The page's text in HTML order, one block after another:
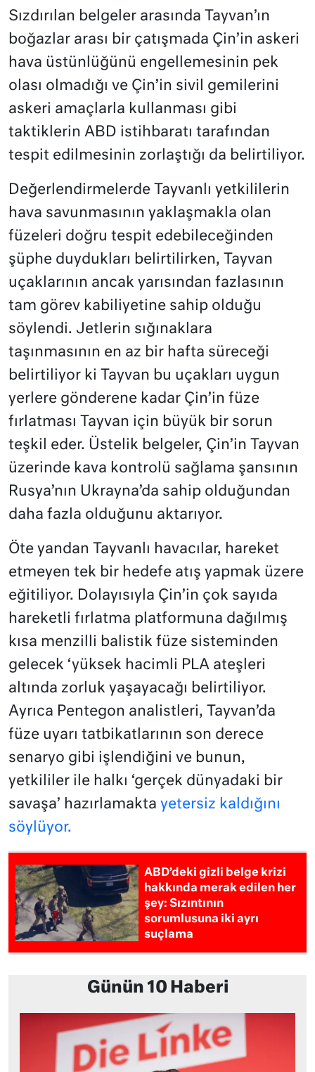
Sızdırılan belgeler arasında Tayvan’ın
boğazlar arası bir çatışmada Çin’in askeri
hava üstünlüğünü engellemesinin pek
olası olmadığı ve Çin’in sivil gemilerini
askeri amaçlarla kullanması gibi
taktiklerin ABD istihbaratı tarafından
tespit edilmesinin zorlaştığı da belirtiliyor.
Değerlendirmelerde Tayvanlı yetkililerin
hava savunmasının yaklaşmakla olan
füzeleri doğru tespit edebileceğinden
şüphe duydukları belirtilirken, Tayvan
uçaklarının ancak yarısından fazlasının
tam görev kabiliyetine sahip olduğu
söylendi. Jetlerin sığınaklara
taşınmasının en az bir hafta süreceği
belirtiliyor ki Tayvan bu uçakları uygun
yerlere gönderene kadar Çin’in füze
fırlatması Tayvan için büyük bir sorun
teşkil eder. Üstelik belgeler, Çin’in Tayvan
üzerinde kava kontrolü sağlama şansının
Rusya’nın Ukrayna’da sahip olduğundan
daha fazla olduğunu aktarıyor.
Öte yandan Tayvanlı havacılar, hareket
etmeyen tek bir hedefe atış yapmak üzere
eğitiliyor. Dolayısıyla Çin’in çok sayıda
hareketli fırlatma platformuna dağılmış
kısa menzilli balistik füze sisteminden
gelecek ‘yüksek hacimli PLA ateşleri
altında zorluk yaşayacağı belirtiliyor.
Ayrıca Pentegon analistleri, Tayvan’da
füze uyarı tatbikatlarının son derece
senaryo gibi işlendiğini ve bunun,
yetkililer ile halkı ‘gerçek dünyadaki bir
savaşa’ hazırlamakta yetersiz kaldığını
söylüyor.
ABD’deki gizli belge krizi
hakkında merak edilen her
şey: Sızıntının
sorumlusuna iki ayrı
suçlama
Günün 10 Haberi